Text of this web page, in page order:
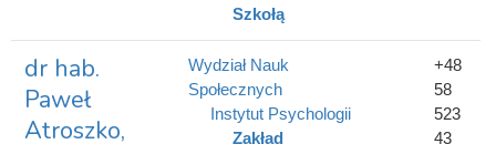
Szkołą
dr hab.
Paweł
Atroszko,
+48
58
523
43
Wydział Nauk
Społecznych
Instytut Psychologii
Zakład